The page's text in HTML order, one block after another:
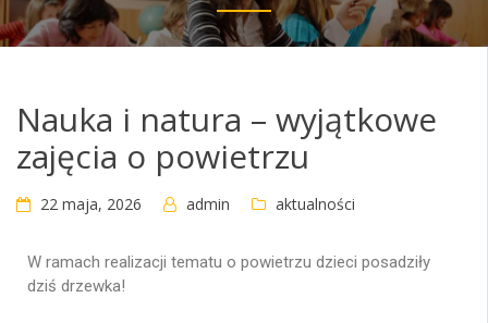
Nauka i natura – wyjątkowe
zajęcia o powietrzu
22 maja, 2026 admin aktualności
W ramach realizacji tematu o powietrzu dzieci posadziły
dziś drzewka!